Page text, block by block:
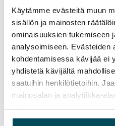
Käytämme evästeitä muun
sisällön ja mainosten
ominaisuuksien tukemiseen
analysoimiseen. Evästeiden
kohdentamisessa kävijää ei
yhdistetä kävijältä
saatuihin henkilötietoihin.
mainosalan ja analytiikka-
yhdistää näitä tietoja muihin
Vuokrasopimus
Toistaiseksi voimassa
12 kk
Irtisanomis­mahdollisuus
12 kk vuokrasopimuksesta
aiemmin
Kotivakuutus